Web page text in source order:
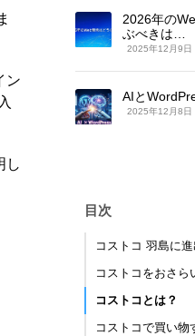
ン
し
2026年の
ぶべきは…
2025年12月9日
AIと
2025年12月8日
目次
コストコ 羽島に
コストコをおさら
コストコとは？
コストコで買い物